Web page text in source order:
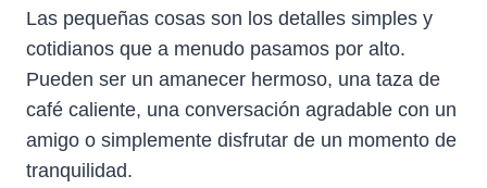
Las pequeñas cosas son los detalles simples y
cotidianos que a menudo pasamos por alto.
Pueden ser un amanecer hermoso, una taza de
café caliente, una conversación agradable con un
amigo o simplemente disfrutar de un momento de
tranquilidad.